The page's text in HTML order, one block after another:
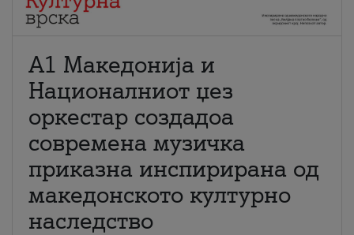
А1 Македонија и
Националниот џез
оркестар создадоа
современа музичка
приказна инспирирана од
македонското културно
наследство